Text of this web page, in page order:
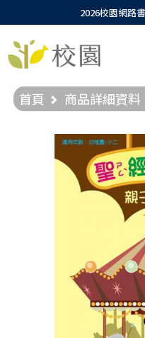
2026校園網路
首頁 商品詳細資料